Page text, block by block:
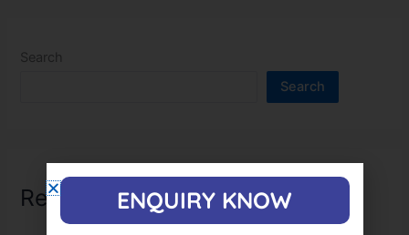
Search
Search
Recent PostsENQUIRY KNOW